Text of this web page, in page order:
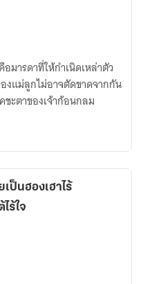
อมารดาที่ให้กำเนิดเหล่าตัว
งแม่ลูกไม่อาจตัดขาดจากกัน
ชะตาของเจ้าก้อนกลม
ป็นฮองเฮาไร้
ร้ใจ